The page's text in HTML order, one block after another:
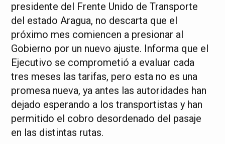
presidente del Frente Unido de Transporte
del estado Aragua, no descarta que el
próximo mes comiencen a presionar al
Gobierno por un nuevo ajuste. Informa que el
Ejecutivo se comprometió a evaluar cada
tres meses las tarifas, pero esta no es una
promesa nueva, ya antes las autoridades han
dejado esperando a los transportistas y han
permitido el cobro desordenado del pasaje
en las distintas rutas.